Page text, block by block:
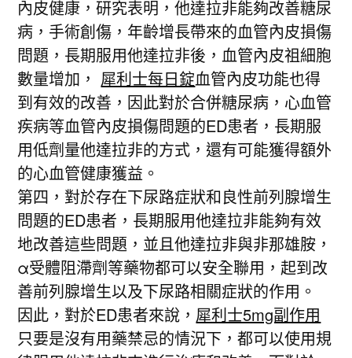
內皮健康，研究表明，他達拉非能夠改善糖尿
病，手術創傷，年齡增長帶來的血管內皮損傷
問題，長期服用他達拉非後，血管內皮祖細胞
數量增加， 犀利士每日錠血管內皮功能也得
到有效的改善，因此對於合併糖尿病，心血管
疾病等血管內皮損傷問題的ED患者，長期服
用低劑量他達拉非的方式，還有可能獲得額外
的心血管健康獲益。
第四，對於存在下尿路症狀和良性前列腺增生
問題的ED患者，長期服用他達拉非能夠有效
地改善這些問題，並且他達拉非與非那雄胺，
α受體阻滯劑等藥物都可以安全聯用，起到改
善前列腺增生以及下尿路相關症狀的作用。
因此，對於ED患者來說， 犀利士5mg副作用
只要是沒有用藥禁忌的情況下，都可以使用規